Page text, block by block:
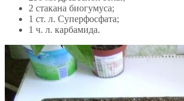
2 стакана биогумуса;
1 ст. л. Суперфосфата;
1 ч. л. карбамида.